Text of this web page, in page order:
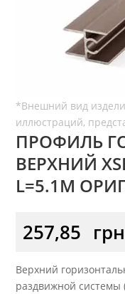
ПРОФИЛЬ
ВЕРХНИЙ
L=5.1М
257,85
Верхний
раздвижной